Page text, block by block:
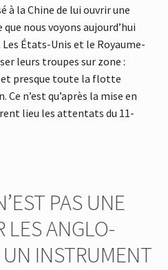
à la Chine de lui ouvrir une
nous voyons aujourd’hui
Les États-Unis et le Royaume-
leurs troupes sur zone :
et presque toute la flotte
n’est qu’après la mise en
lieu les attentats du 11-
PAS UNE
LES ANGLO-
INSTRUMENT